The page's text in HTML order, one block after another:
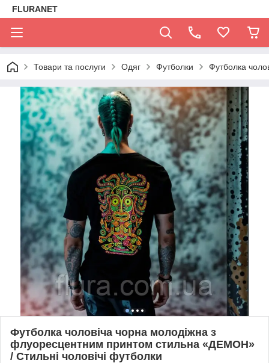
FLURANET
Товари та послуги Одяг Футболки Футболка
Футболка чоловіча чорна молодіжна з
флуоресцентним принтом стильна «ДЕМОН»
/ Стильні чоловічі футболки